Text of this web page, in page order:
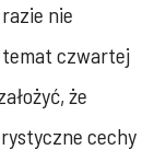
nie
temat czwartej
że
cechy